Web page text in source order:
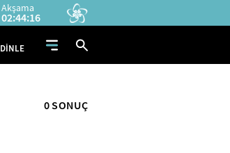
Akşama
02:44:15
DİNLE
0 SONUÇ